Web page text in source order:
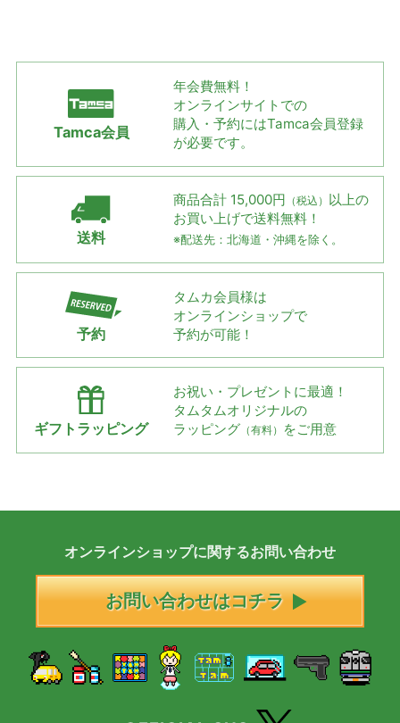
Tamca会員
年会費無料！
オンラインサイトでの
購入・予約にはTamca会員登録
が必要です。
送料
商品合計 15,000円 （税込） 以上の
お買い上げで送料無料！
※配送先：北海道・沖縄を除く。
予約
タムカ会員様は
オンラインショップで
予約が可能！
ギフトラッピング
お祝い・プレゼントに最適！
タムタムオリジナルの
ラッピング （有料） をご用意
オンラインショップに関するお問い合わせ
お問い合わせはコチラ